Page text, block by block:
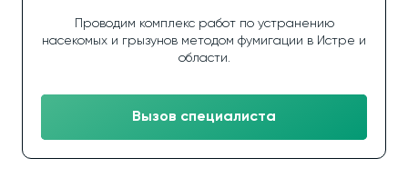
Проводим комплекс работ по устранению
насекомых и грызунов методом фумигации в Истре и
области.
Вызов специалиста